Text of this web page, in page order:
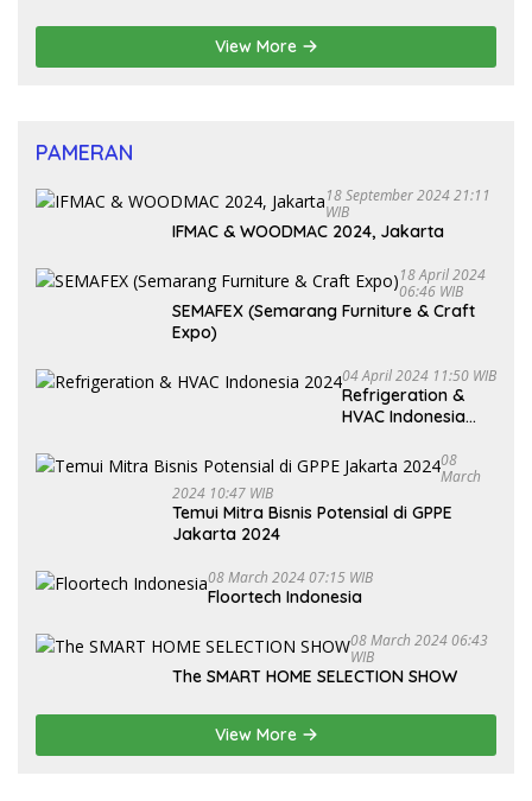
View More
PAMERAN
18 September 2024 21:11
WIB
IFMAC & WOODMAC 2024, Jakarta
18 April 2024
06:46 WIB
SEMAFEX (Semarang Furniture & Craft
Expo)
04 April 2024 11:50 WIB
Refrigeration &
HVAC Indonesia
08
March
2024 10:47 WIB
Temui Mitra Bisnis Potensial di GPPE
Jakarta 2024
08 March 2024 07:15 WIB
Floortech Indonesia
08 March 2024 06:43
WIB
The SMART HOME SELECTION SHOW
View More